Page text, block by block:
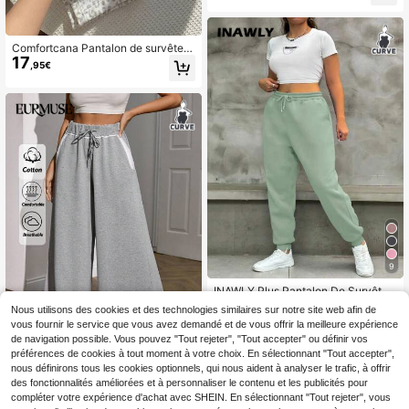
Comfortcana Pantalon de survêtem
ent décontracté et confortable pour
femmes grandes tailles avec imprim
17 ,95€
EURMUSE
Entrepôt UE EURMUSE Pantalon de j
ogging ample à jambes extra larges
27 restant
ambes larges
9
INAWLY Plus Pantalon De Survête
ment À Cordon
17,49€
Nous utilisons des cookies et des technologies similaires sur notre site web afin de
vous fournir le service que vous avez demandé et de vous offrir la meilleure expérience
de navigation possible. Vous pouvez "Tout rejeter", "Tout accepter" ou définir vos
préférences de cookies à tout moment à votre choix. En sélectionnant "Tout accepter",
nous définirons tous les cookies optionnels, qui nous aident à analyser le trafic, à offrir
des fonctionnalités améliorées et à personnaliser le contenu et les publicités pour
compléter votre expérience d'achat avec SHEIN. En sélectionnant "Tout rejeter", vous